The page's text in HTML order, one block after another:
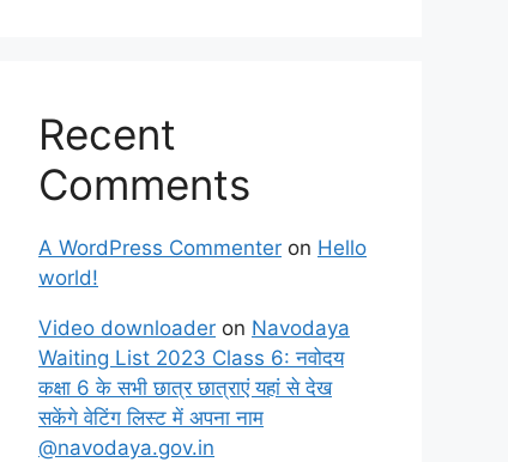
Recent
Comments
A WordPress Commenter on Hello
world!
Video downloader on Navodaya
Waiting List 2023 Class 6: नवोदय
कक्षा 6 के सभी छात्र छात्राएं यहां से देख
सकेंगे वेटिंग लिस्ट में अपना नाम
@navodaya.gov.in